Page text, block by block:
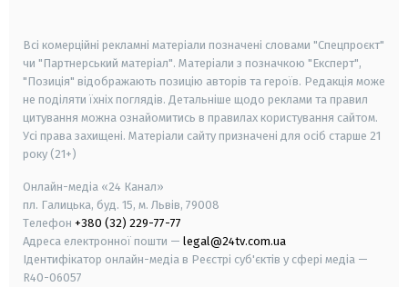
Всі комерційні рекламні матеріали позначені словами "Спецпроєкт"
чи "Партнерський матеріал". Матеріали з позначкою "Експерт",
"Позиція" відображають позицію авторів та героїв. Редакція може
не поділяти їхніх поглядів. Детальніше щодо реклами та правил
цитування можна ознайомитись в правилах користування сайтом.
Усі права захищені. Матеріали сайту призначені для осіб старше 21
року (21+)
Онлайн-медіа «24 Канал»
пл. Галицька, буд. 15, м. Львів, 79008
Телефон +380 (32) 229-77-77
Адреса електронної пошти — legal@24tv.com.ua
Ідентифікатор онлайн-медіа в Реєстрі суб'єктів у сфері медіа —
R40-06057